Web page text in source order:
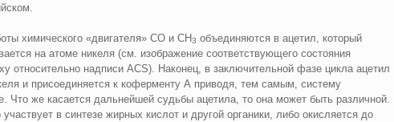
химического «двигателя» CO и CH3 объединяются в ацетил, который
на атоме никеля (см. изображение соответствующего состояния
относительно надписи ACS). Наконец, в заключительной фазе цикла ацетил
и присоединяется к коферменту А приводя, тем самым, систему
Что же касается дальнейшей судьбы ацетила, то она может быть различной.
в синтезе жирных кислот и другой органики, либо окисляется до